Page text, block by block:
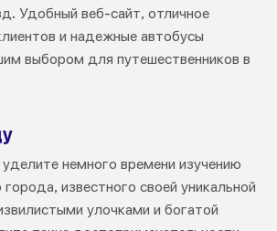
Удобный веб-сайт, отличное
и надежные автобусы
выбором для путешественников в
немного времени изучению
известного своей уникальной
улочками и богатой